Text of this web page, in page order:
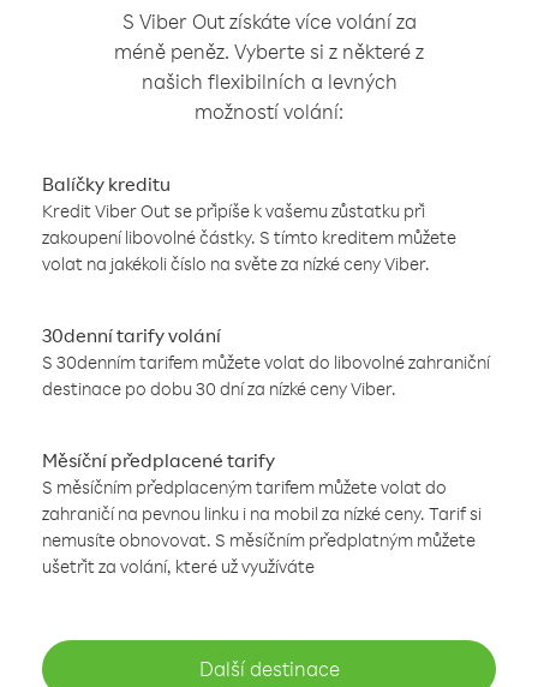
S Viber Out získáte více volání za
méně peněz. Vyberte si z některé z
našich flexibilních a levných
možností volání:
Balíčky kreditu
Kredit Viber Out se připíše k vašemu zůstatku při
zakoupení libovolné částky. S tímto kreditem můžete
volat na jakékoli číslo na světe za nízké ceny Viber.
30denní tarify volání
S 30denním tarifem můžete volat do libovolné zahraniční
destinace po dobu 30 dní za nízké ceny Viber.
Měsíční předplacené tarify
S měsíčním předplaceným tarifem můžete volat do
zahraničí na pevnou linku i na mobil za nízké ceny. Tarif si
nemusíte obnovovat. S měsíčním předplatným můžete
ušetřit za volání, které už využíváte
Další destinace